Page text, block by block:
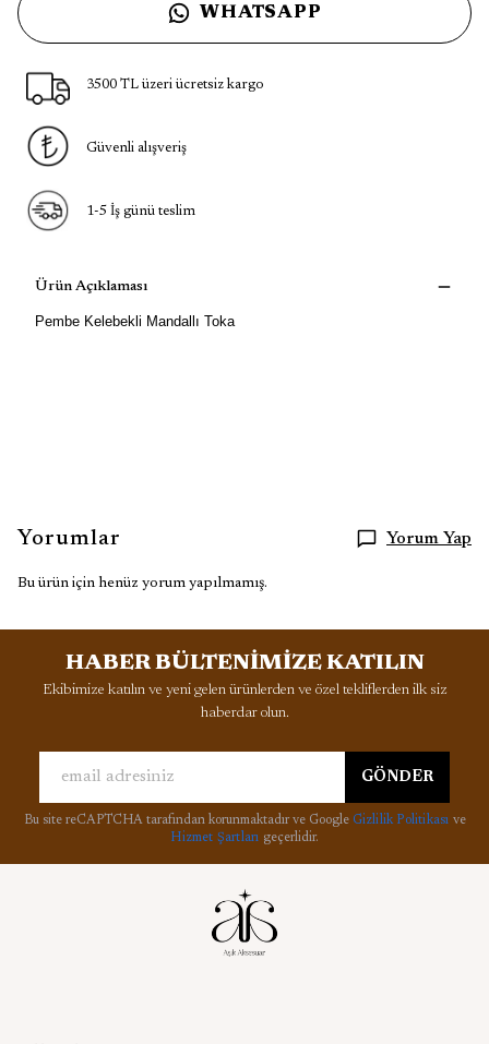
WHATSAPP
3500 TL üzeri ücretsiz kargo
Güvenli alışveriş
1-5 İş günü teslim
Ürün Açıklaması
Pembe Kelebekli Mandallı Toka
Yorumlar Yorum Yap
Bu ürün için henüz yorum yapılmamış.
HABER BÜLTENİMİZE KATILIN
Ekibimize katılın ve yeni gelen ürünlerden ve özel tekliflerden ilk siz
haberdar olun.
GÖNDER
Bu site reCAPTCHA tarafından korunmaktadır ve Google Gizlilik Politikası ve
Hizmet Şartları geçerlidir.